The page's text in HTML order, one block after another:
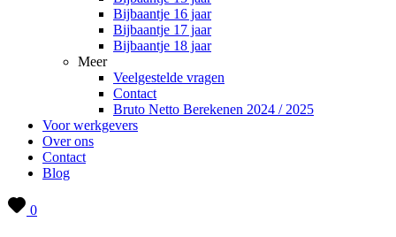
Bijbaantje 16 jaar
Bijbaantje 17 jaar
Bijbaantje 18 jaar
Meer
Veelgestelde vragen
Contact
Bruto Netto Berekenen 2024 / 2025
Voor werkgevers
Over ons
Contact
Blog
0